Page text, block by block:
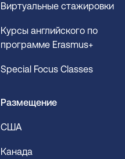
Виртуальные стажировки
Курсы английского по
программе Erasmus+
Special Focus Classes
Размещение
США
Канада